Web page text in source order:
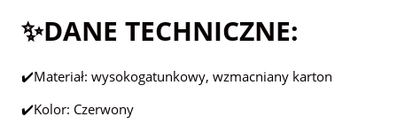
✨DANE TECHNICZNE:
✔️Materiał: wysokogatunkowy, wzmacniany karton
✔️Kolor: Czerwony